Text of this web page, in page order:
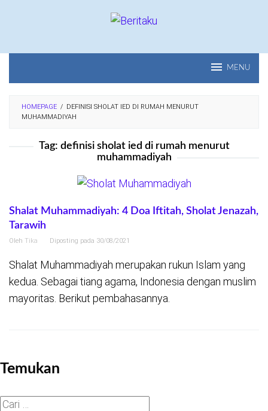
MENU
HOMEPAGE /
DEFINISI SHOLAT IED DI RUMAH MENURUT
MUHAMMADIYAH
Tag: definisi sholat ied di rumah menurut
muhammadiyah
Shalat Muhammadiyah: 4 Doa Iftitah, Sholat Jenazah,
Tarawih
Oleh Tika Diposting pada 30/08/2021
Shalat Muhammadiyah merupakan rukun Islam yang
kedua. Sebagai tiang agama, Indonesia dengan muslim
mayoritas. Berikut pembahasannya.
Temukan
Cari